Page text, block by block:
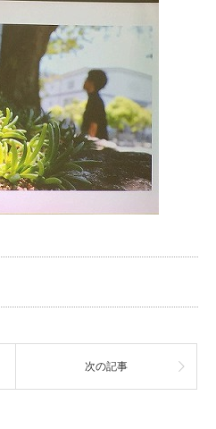
次の記事